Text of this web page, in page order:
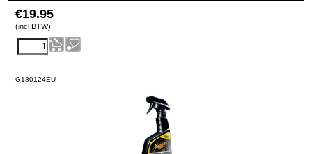
€19.95
(incl BTW)
G180124EU